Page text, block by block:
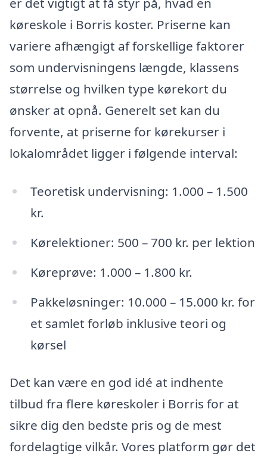
køreskole i Borris koster. Priserne kan
variere afhængigt af forskellige faktorer
som undervisningens længde, klassens
størrelse og hvilken type kørekort du
ønsker at opnå. Generelt set kan du
forvente, at priserne for kørekurser i
lokalområdet ligger i følgende interval:
Teoretisk undervisning: 1.000 – 1.500
kr.
Kørelektioner: 500 – 700 kr. per lektion
Køreprøve: 1.000 – 1.800 kr.
Pakkeløsninger: 10.000 – 15.000 kr. for
et samlet forløb inklusive teori og
kørsel
Det kan være en god idé at indhente
tilbud fra flere køreskoler i Borris for at
sikre dig den bedste pris og de mest
fordelagtige vilkår. Vores platform gør det